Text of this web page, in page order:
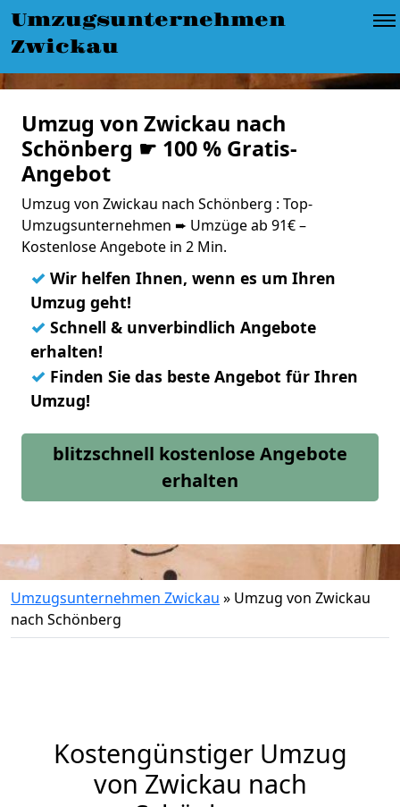
Umzugsunternehmen
Zwickau
Umzug von Zwickau nach
Schönberg ☛ 100 % Gratis-
Angebot
Umzug von Zwickau nach Schönberg : Top-
Umzugsunternehmen ➨ Umzüge ab 91€ –
Kostenlose Angebote in 2 Min.
✓ Wir helfen Ihnen, wenn es um Ihren
Umzug geht!
✓ Schnell & unverbindlich Angebote
erhalten!
✓ Finden Sie das beste Angebot für Ihren
Umzug!
blitzschnell kostenlose Angebote
erhalten
Umzugsunternehmen Zwickau » Umzug von Zwickau
nach Schönberg
Kostengünstiger Umzug
von Zwickau nach